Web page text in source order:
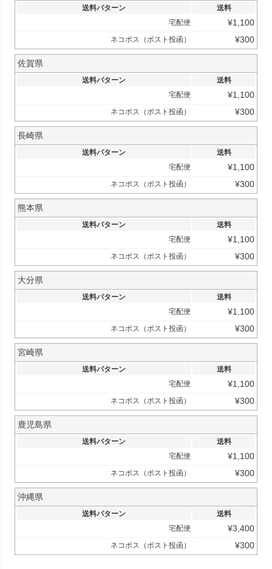
送料パターン
送料
宅配便
¥1,100
ネコポス（ポスト投函） ¥300
佐賀県
送料パターン
送料
宅配便
¥1,100
ネコポス（ポスト投函） ¥300
長崎県
送料パターン
送料
宅配便
¥1,100
ネコポス（ポスト投函） ¥300
熊本県
送料パターン
送料
宅配便
¥1,100
ネコポス（ポスト投函） ¥300
大分県
送料パターン
送料
宅配便
¥1,100
ネコポス（ポスト投函） ¥300
宮崎県
送料パターン
送料
宅配便
¥1,100
ネコポス（ポスト投函） ¥300
鹿児島県
送料パターン
送料
宅配便
¥1,100
ネコポス（ポスト投函） ¥300
沖縄県
送料パターン
送料
宅配便
¥3,400
ネコポス（ポスト投函） ¥300